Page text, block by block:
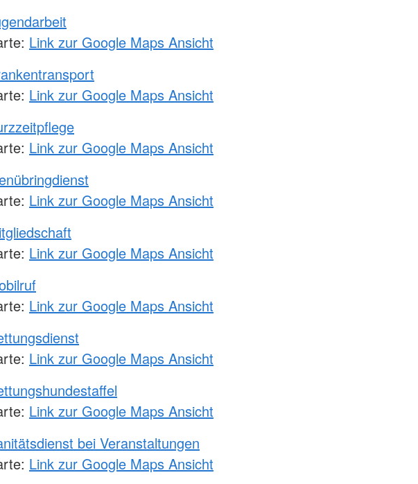
Link zur Google Maps Ansicht
Link zur Google Maps Ansicht
Link zur Google Maps Ansicht
Link zur Google Maps Ansicht
Link zur Google Maps Ansicht
Link zur Google Maps Ansicht
Link zur Google Maps Ansicht
Link zur Google Maps Ansicht
bei Veranstaltungen
Link zur Google Maps Ansicht